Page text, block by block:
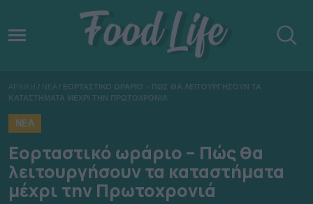
ΑΡΧΙΚΗ / ΝΕΑ / ΕΟΡΤΑΣΤΙΚΟ ΩΡΑΡΙΟ – ΠΩΣ ΘΑ ΛΕΙΤΟΥΡΓΗΣΟΥΝ ΤΑ
ΚΑΤΑΣΤΗΜΑΤΑ ΜΕΧΡΙ ΤΗΝ ΠΡΩΤΟΧΡΟΝΙΑ
ΝΕΑ
Εορταστικό ωράριο – Πώς θα
λειτουργήσουν τα καταστήματα
μέχρι την Πρωτοχρονιά